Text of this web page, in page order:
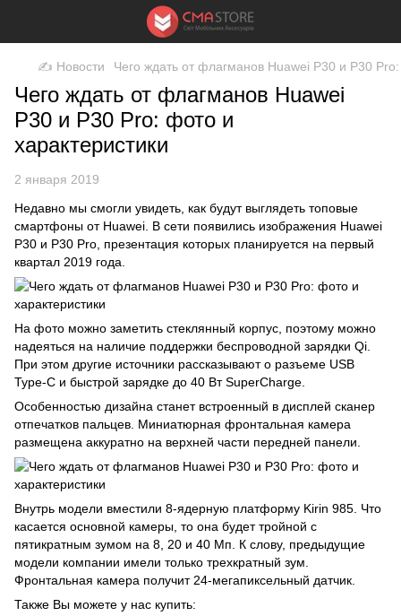
✍ Новости Чего ждать от флагманов Huawei P30 и P30
Чего ждать от флагманов Huawei
P30 и P30 Pro: фото и
характеристики
2 января 2019
Недавно мы смогли увидеть, как будут выглядеть топовые
смартфоны от Huawei . В сети появились изображения Huawei
P30 и P30 Pro, презентация которых планируется на первый
квартал 2019 года.
На фото можно заметить стеклянный корпус , поэтому можно
надеяться на наличие поддержки беспроводной зарядки Qi.
При этом другие источники рассказывают о разъеме USB
Type-C и быстрой зарядке до 40 Вт SuperCharge.
Особенностью дизайна станет встроенный в дисплей сканер
отпечатков пальцев. Миниатюрная фронтальная камера
размещена аккуратно на верхней части передней панели.
Внутрь модели вместили 8-ядерную платформу Kirin 985. Что
касается основной камеры , то она будет тройной с
пятикратным зумом на 8, 20 и 40 Мп. К слову, предыдущие
модели компании имели только трехкратный зум.
Фронтальная камера получит 24-мегапиксельный датчик.
Также Вы можете у нас купить: